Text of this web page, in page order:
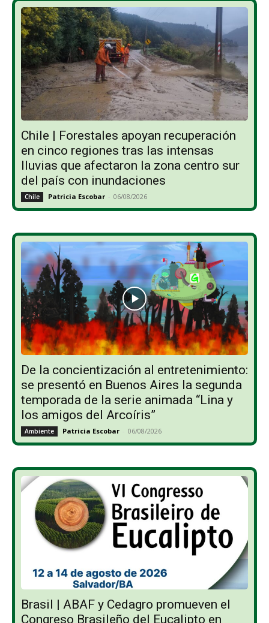
Chile | Forestales apoyan recuperación
en cinco regiones tras las intensas
lluvias que afectaron la zona centro sur
del país con inundaciones
Chile Patricia Escobar - 06/08/2026
De la concientización al entretenimiento:
se presentó en Buenos Aires la segunda
temporada de la serie animada “Lina y
los amigos del Arcoíris”
Ambiente Patricia Escobar - 06/08/2026
Brasil | ABAF y Cedagro promueven el
Congreso Brasileño del Eucalipto en